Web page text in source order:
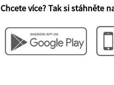
Chcete více? Tak si stáhněte